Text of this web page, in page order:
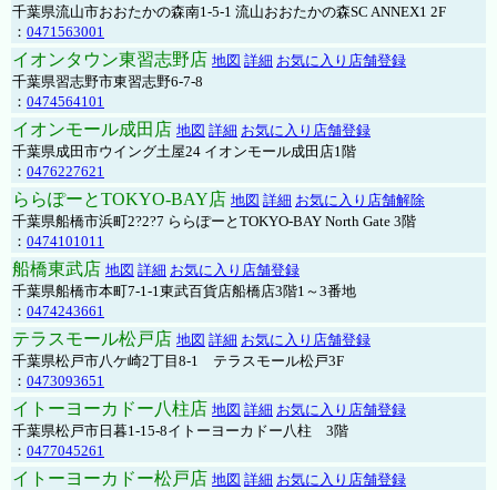
千葉県流山市おおたかの森南1-5-1 流山おおたかの森SC ANNEX1 2F
： 0471563001
イオンタウン東習志野店 地図 詳細 お気に入り店舗登録
千葉県習志野市東習志野6-7-8
： 0474564101
イオンモール成田店 地図 詳細 お気に入り店舗登録
千葉県成田市ウイング土屋24 イオンモール成田店1階
： 0476227621
ららぽーとTOKYO-BAY店 地図 詳細 お気に入り店舗解除
千葉県船橋市浜町2?2?7 ららぽーとTOKYO-BAY North Gate 3階
： 0474101011
船橋東武店 地図 詳細 お気に入り店舗登録
千葉県船橋市本町7-1-1東武百貨店船橋店3階1～3番地
： 0474243661
テラスモール松戸店 地図 詳細 お気に入り店舗登録
千葉県松戸市八ケ崎2丁目8-1 テラスモール松戸3F
： 0473093651
イトーヨーカドー八柱店 地図 詳細 お気に入り店舗登録
千葉県松戸市日暮1-15-8イトーヨーカドー八柱 3階
： 0477045261
イトーヨーカドー松戸店 地図 詳細 お気に入り店舗登録